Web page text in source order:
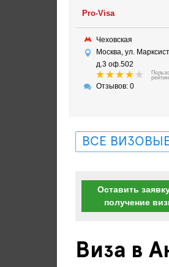
Pro-Visa
Чеховская
Москва, ул.
д.3 оф.502
Отзывов: 0
ВСЕ
Оставить
получение
Виза в